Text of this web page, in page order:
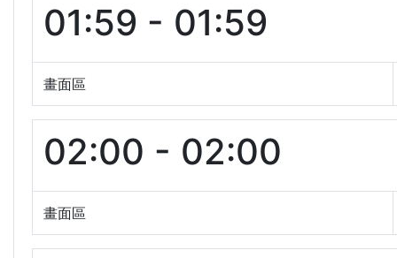
01:59 - 01:59
畫面區
02:00 - 02:00
畫面區